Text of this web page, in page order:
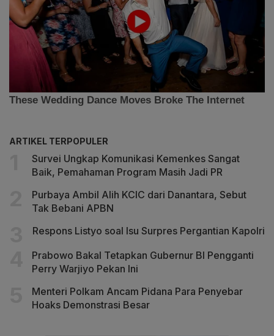
ARTIKEL TERPOPULER
Survei Ungkap Komunikasi Kemenkes Sangat
Baik, Pemahaman Program Masih Jadi PR
Purbaya Ambil Alih KCIC dari Danantara, Sebut
Tak Bebani APBN
Respons Listyo soal Isu Surpres Pergantian Kapolri
Prabowo Bakal Tetapkan Gubernur BI Pengganti
Perry Warjiyo Pekan Ini
Menteri Polkam Ancam Pidana Para Penyebar
Hoaks Demonstrasi Besar